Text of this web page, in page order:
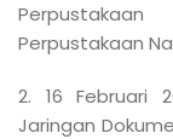
Perpustakaan
2. 16 Februari
Jaringan